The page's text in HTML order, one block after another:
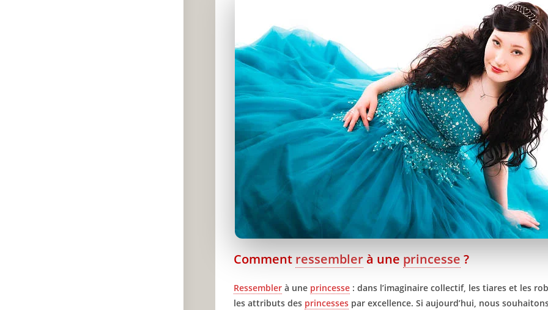
Comment ressemblerà une princesse ?
Ressembler à une princesse : dans l’imaginaire collectif, les tiares et les
les attributs des princesses par excellence. Si aujourd’hui, nous